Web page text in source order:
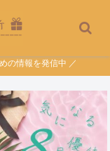
の情報を発信中 ／